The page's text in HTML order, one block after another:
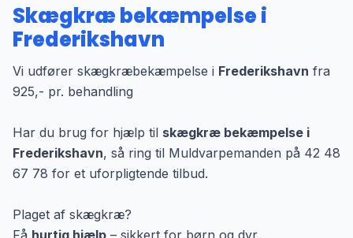
Skægkræ bekæmpelse i
Frederikshavn
Vi udfører skægkræbekæmpelse i Frederikshavn fra
925,- pr. behandling
Har du brug for hjælp til skægkræ bekæmpelse i
Frederikshavn, så ring til Muldvarpemanden på 42 48
67 78 for et uforpligtende tilbud.
Plaget af skægkræ?